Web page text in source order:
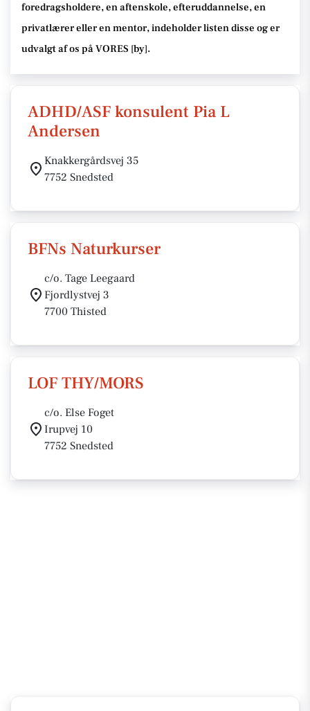
foredragsholdere, en aftenskole, efteruddannelse, en
privatlærer eller en mentor, indeholder listen disse og er
udvalgt af os på VORES [by].
ADHD/ASF konsulent Pia L
Andersen
Knakkergårdsvej 35
7752 Snedsted
BFNs Naturkurser
c/o. Tage Leegaard
Fjordlystvej 3
7700 Thisted
LOF THY/MORS
c/o. Else Foget
Irupvej 10
7752 Snedsted